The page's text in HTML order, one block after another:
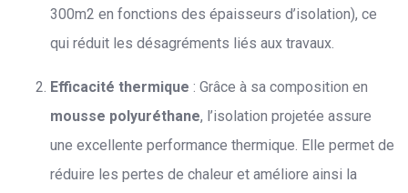
300m2 en fonctions des épaisseurs d’isolation), ce
qui réduit les désagréments liés aux travaux.
Efficacité thermique : Grâce à sa composition en
mousse polyuréthane, l’isolation projetée assure
une excellente performance thermique. Elle permet de
réduire les pertes de chaleur et améliore ainsi la